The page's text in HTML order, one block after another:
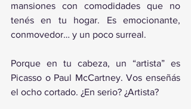
mansiones con comodidades que no
tenés en tu hogar. Es emocionante,
conmovedor… y un poco surreal.
Porque en tu cabeza, un “artista” es
Picasso o Paul McCartney. Vos enseñás
el ocho cortado. ¿En serio? ¿Artista?